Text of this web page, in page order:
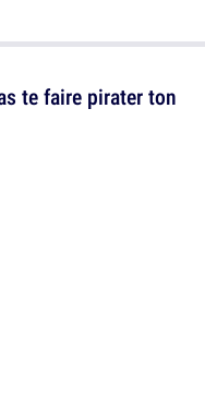
te faire pirater ton